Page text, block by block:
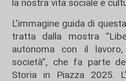
la nostra vita sociale e
L’immagine guida di
tratta dalla mostra
autonoma con il
società”, che fa parte
Storia in Piazza 2025.